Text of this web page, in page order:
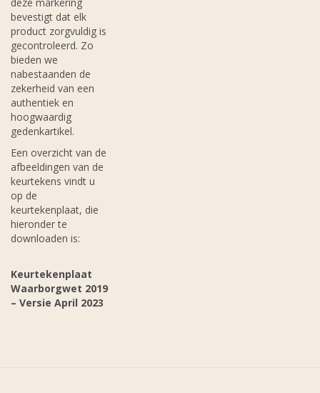
bevestigt dat elk
product zorgvuldig is
gecontroleerd. Zo
bieden we
nabestaanden de
zekerheid van een
authentiek en
hoogwaardig
gedenkartikel.
Een overzicht van de
afbeeldingen van de
keurtekens vindt u
op de
keurtekenplaat, die
hieronder te
downloaden is:
Keurtekenplaat
Waarborgwet 2019
– Versie April 2023